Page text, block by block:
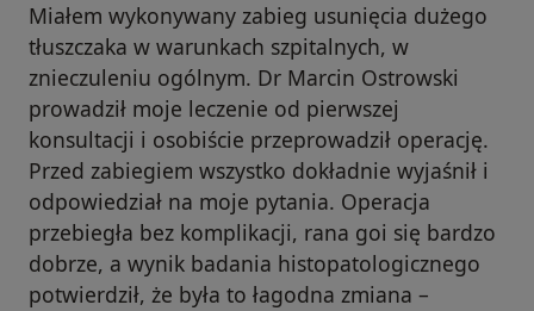
Miałem wykonywany zabieg usunięcia dużego
tłuszczaka w warunkach szpitalnych, w
znieczuleniu ogólnym. Dr Marcin Ostrowski
prowadził moje leczenie od pierwszej
konsultacji i osobiście przeprowadził operację.
Przed zabiegiem wszystko dokładnie wyjaśnił i
odpowiedział na moje pytania. Operacja
przebiegła bez komplikacji, rana goi się bardzo
dobrze, a wynik badania histopatologicznego
potwierdził, że była to łagodna zmiana –